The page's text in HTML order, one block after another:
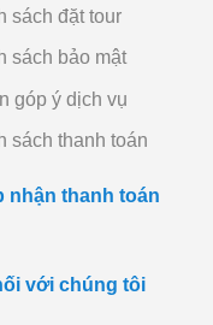
sách đặt tour
sách bảo mật
góp ý dịch vụ
sách thanh toán
nhận thanh toán
với chúng tôi